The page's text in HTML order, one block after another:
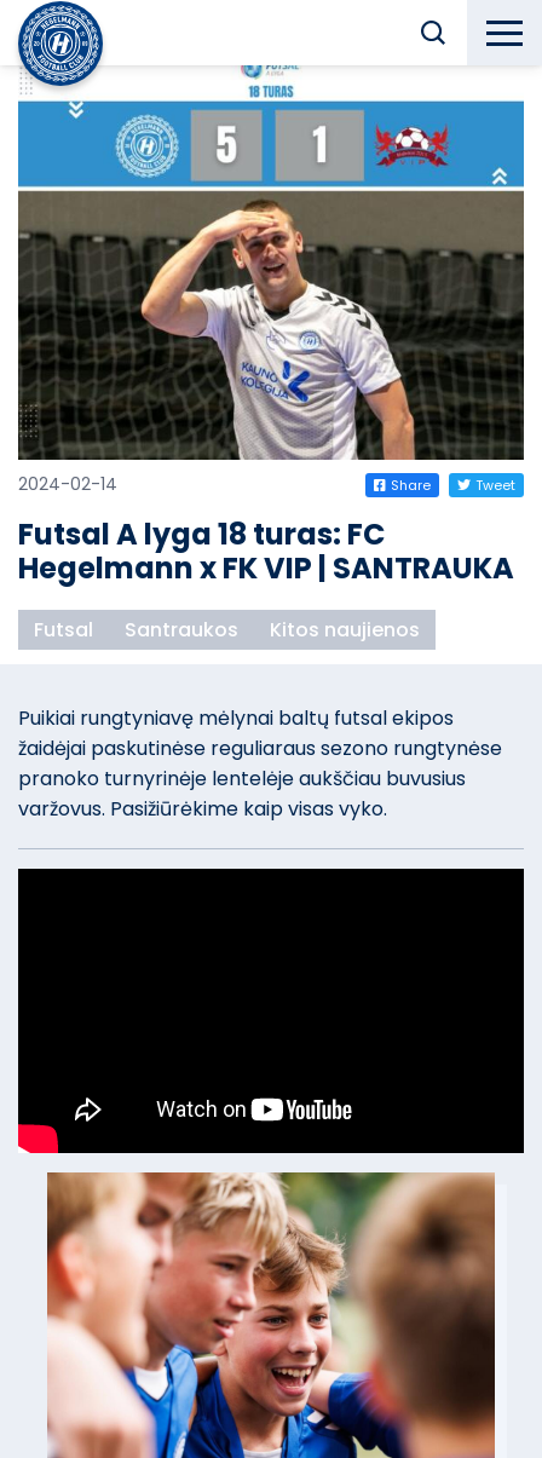
2024-02-14 Share Tweet
Futsal A lyga 18 turas: FC
Hegelmann x FK VIP | SANTRAUKA
Futsal Santraukos Kitos naujienos
Puikiai rungtyniavę mėlynai baltų futsal ekipos
žaidėjai paskutinėse reguliaraus sezono rungtynėse
pranoko turnyrinėje lentelėje aukščiau buvusius
varžovus. Pasižiūrėkime kaip visas vyko.